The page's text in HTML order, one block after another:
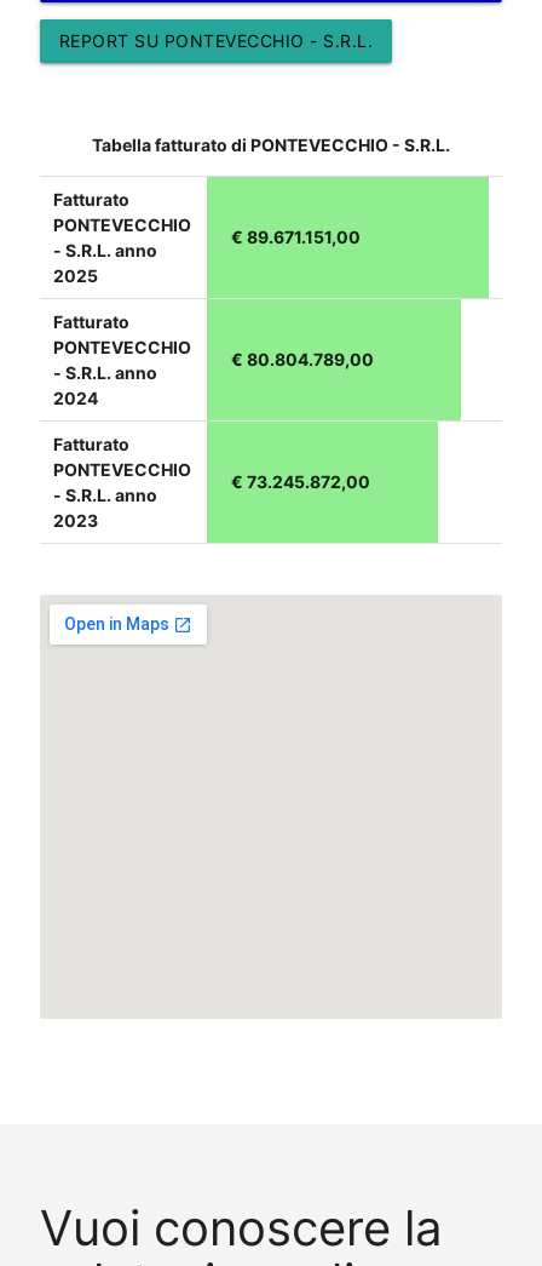
REPORT SU PONTEVECCHIO - S.R.L.
Tabella fatturato di PONTEVECCHIO - S.R.L.
Fatturato
PONTEVECCHIO
- S.R.L. anno
2025
€ 89.671.151,00
Fatturato
PONTEVECCHIO
- S.R.L. anno
2024
€ 80.804.789,00
Fatturato
PONTEVECCHIO
- S.R.L. anno
2023
€ 73.245.872,00
Vuoi conoscere la